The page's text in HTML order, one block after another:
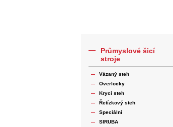
Průmyslové šicí
stroje
Vázaný steh
Overlocky
Krycí steh
Řetízkový steh
Speciální
SIRUBA